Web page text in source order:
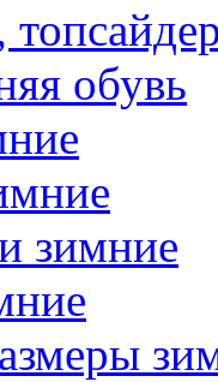
обувь
зимние